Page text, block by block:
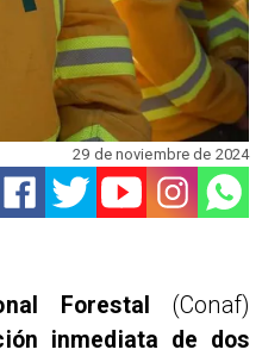
29 de noviembre de 2024
Forestal
(Conaf)
inmediata de dos